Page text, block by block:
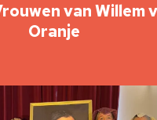
van Willem
Oranje